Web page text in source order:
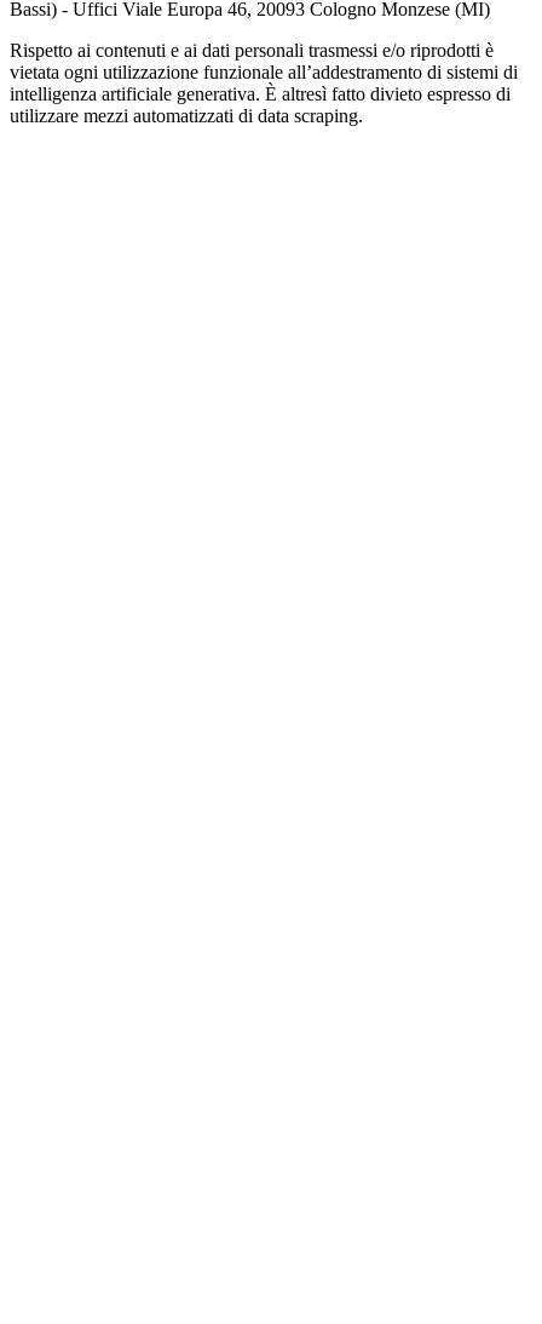
Bassi) - Uffici Viale Europa 46, 20093 Cologno Monzese (MI)
Rispetto ai contenuti e ai dati personali trasmessi e/o riprodotti è
vietata ogni utilizzazione funzionale all’addestramento di sistemi di
intelligenza artificiale generativa. È altresì fatto divieto espresso di
utilizzare mezzi automatizzati di data scraping.